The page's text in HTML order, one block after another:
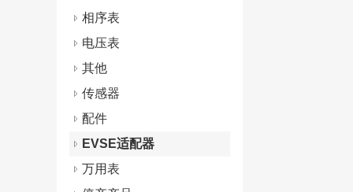
相序表
电压表
其他
传感器
配件
EVSE适配器
万用表